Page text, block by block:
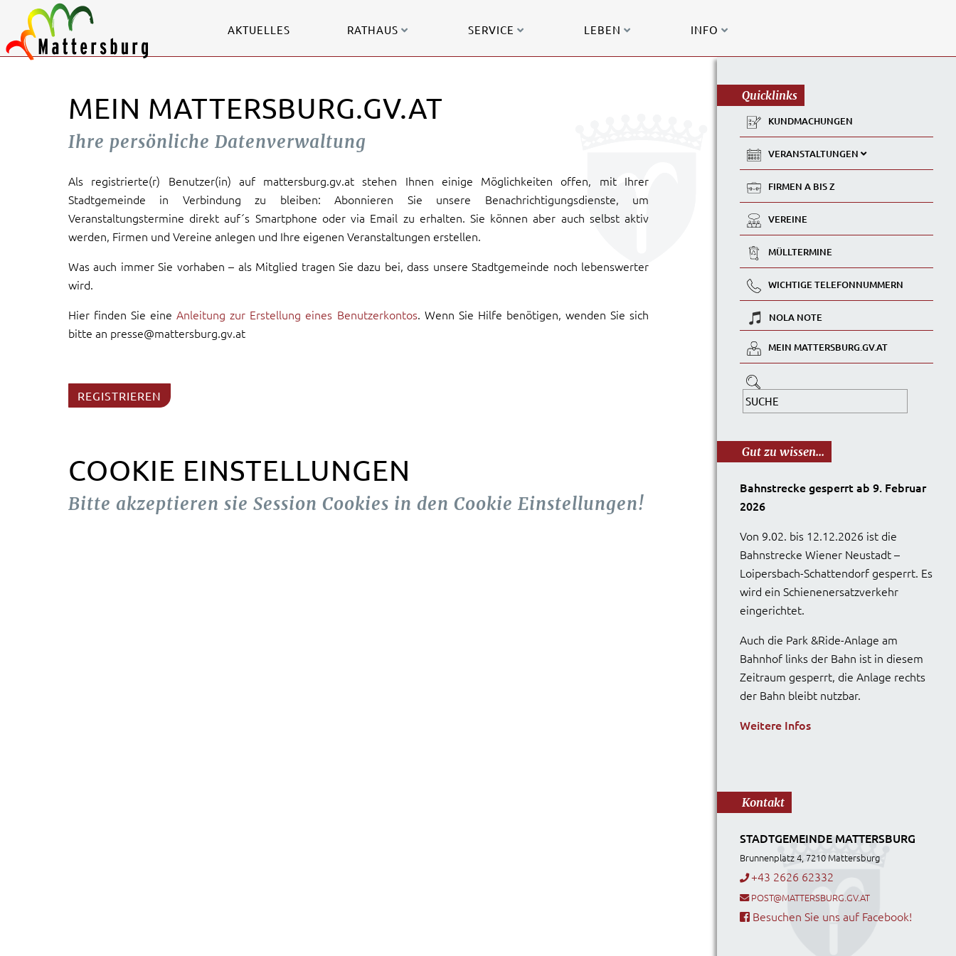
AKTUELLES RATHAUS SERVICE LEBEN INFO
MEIN MATTERSBURG.GV.AT
Ihre persönliche Datenverwaltung
Als registrierte(r) Benutzer(in) auf mattersburg.gv.at stehen Ihnen einige Möglichkeiten offen, mit Ihrer
Stadtgemeinde in Verbindung zu bleiben: Abonnieren Sie unsere Benachrichtigungsdienste, um
Veranstaltungstermine direkt auf´s Smartphone oder via Email zu erhalten. Sie können aber auch selbst aktiv
werden, Firmen und Vereine anlegen und Ihre eigenen Veranstaltungen erstellen.
Was auch immer Sie vorhaben – als Mitglied tragen Sie dazu bei, dass unsere Stadtgemeinde noch lebenswerter
wird.
Hier finden Sie eineAnleitung zur Erstellung eines Benutzerkontos. Wenn Sie Hilfe benötigen, wenden Sie sich
bitte an presse@mattersburg.gv.at
REGISTRIEREN
COOKIE EINSTELLUNGEN
Bitte akzeptieren sie Session Cookies in den Cookie Einstellungen!
Quicklinks
KUNDMACHUNGEN
VERANSTALTUNGEN
FIRMEN A BIS Z
VEREINE
MÜLLTERMINE
WICHTIGE TELEFONNUMMERN
NOLA NOTE
MEIN MATTERSBURG.GV.AT
Gut zu wissen...
Bahnstrecke gesperrt ab 9. Februar
2026
Von 9.02. bis 12.12.2026 ist die
Bahnstrecke Wiener Neustadt –
Loipersbach-Schattendorf gesperrt. Es
wird ein Schienenersatzverkehr
eingerichtet.
Auch die Park &Ride-Anlage am
Bahnhof links der Bahn ist in diesem
Zeitraum gesperrt, die Anlage rechts
der Bahn bleibt nutzbar.
Weitere Infos
Kontakt
STADTGEMEINDE MATTERSBURG
Brunnenplatz 4, 7210 Mattersburg
+43 2626 62332
POST@MATTERSBURG.GV.AT
Besuchen Sie uns auf Facebook!